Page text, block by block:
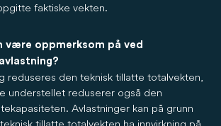
faktiske vekten.
være oppmerksom på ved
reduseres den teknisk tillatte totalvekten,
understellet reduserer også den
Avlastninger kan på grunn